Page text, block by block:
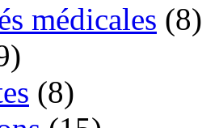
médicales (8)
(8)